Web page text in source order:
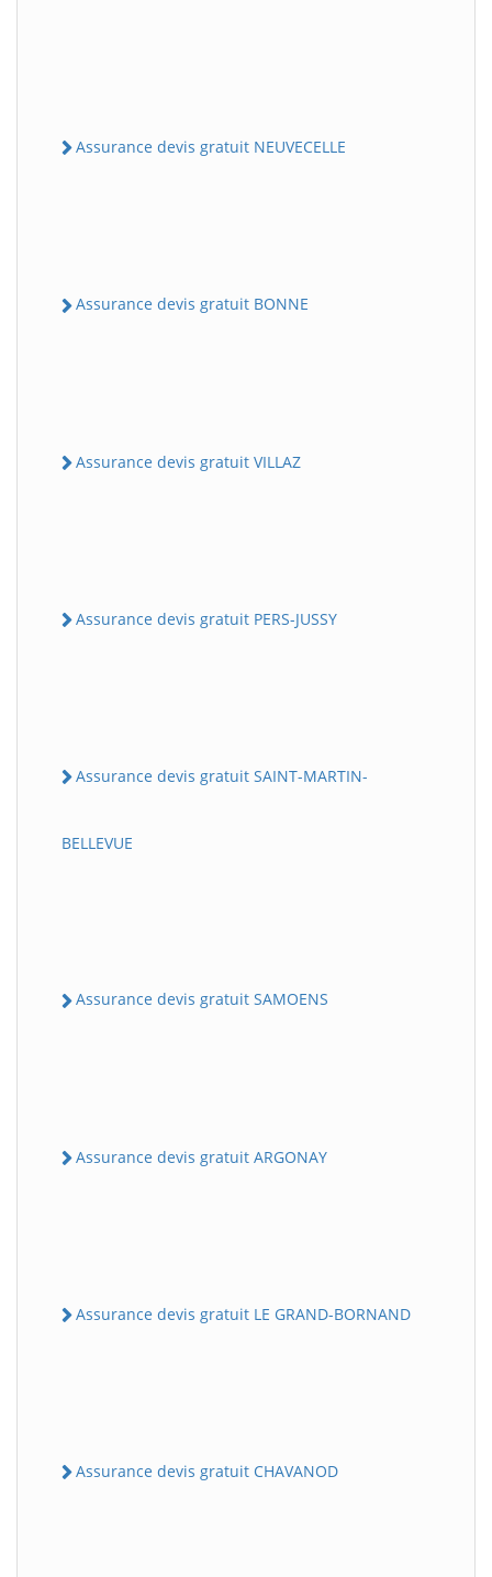
Assurance devis gratuit NEUVECELLE
Assurance devis gratuit BONNE
Assurance devis gratuit VILLAZ
Assurance devis gratuit PERS-JUSSY
Assurance devis gratuit SAINT-MARTIN-
BELLEVUE
Assurance devis gratuit SAMOENS
Assurance devis gratuit ARGONAY
Assurance devis gratuit LE GRAND-BORNAND
Assurance devis gratuit CHAVANOD